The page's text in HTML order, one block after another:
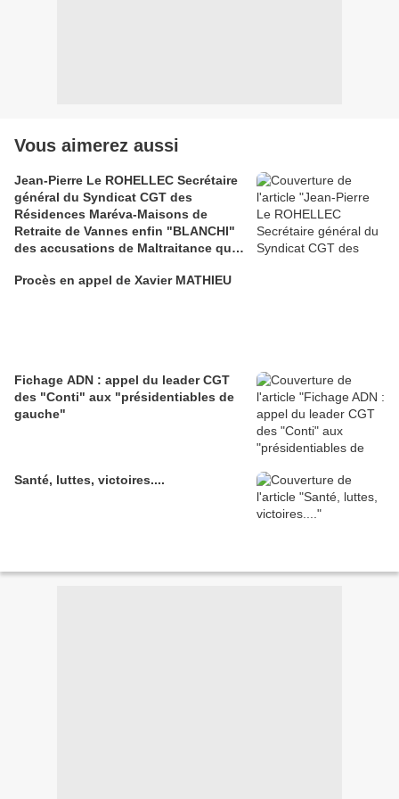
Vous aimerez aussi
Jean-Pierre Le ROHELLEC Secrétaire
général du Syndicat CGT des
Résidences Maréva-Maisons de
Retraite de Vannes enfin "BLANCHI"
des accusations de Maltraitance qui
Procès en appel de Xavier MATHIEU
Fichage ADN : appel du leader CGT
des "Conti" aux "présidentiables de
gauche"
Santé, luttes, victoires....